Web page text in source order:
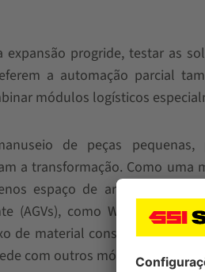
expansão progride, testar as
a automação parcial
módulos logísticos
de peças
a transformação. Como
espaço de
(AGVs), como WEASEL®,
de material constante, pode
com outros módulos, como